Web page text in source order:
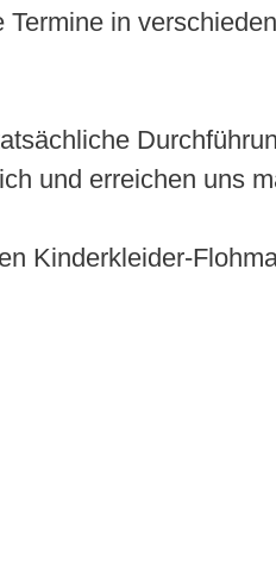
in
und erreichen uns
Kinderkleider-